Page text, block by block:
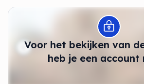
Voor het bekijken van
heb je een account
Modal